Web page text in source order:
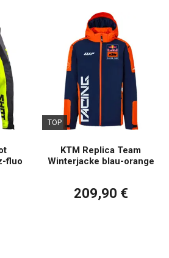
fluo
TOP
KTM Replica Team
Winterjacke blau-orange
209,90 €